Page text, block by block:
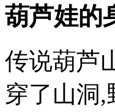
葫芦娃的
传说葫芦
穿了山洞,